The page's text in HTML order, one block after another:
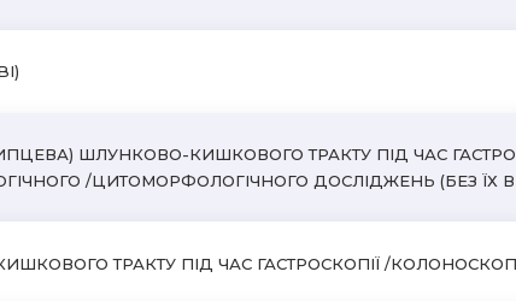
ШЛУНКОВО-КИШКОВОГО ТРАКТУ ПІД ЧАС
/ЦИТОМОРФОЛОГІЧНОГО ДОСЛІДЖЕНЬ (БЕЗ ЇХ В
ТРАКТУ ПІД ЧАС ГАСТРОСКОПІЇ /